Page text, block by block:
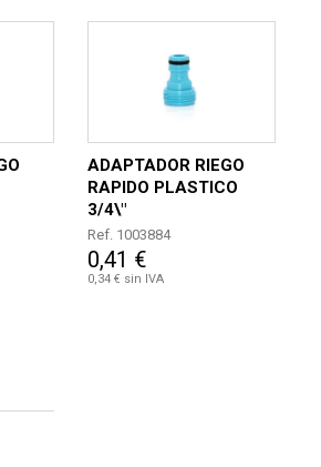
ADAPTADOR RIEGO
RAPIDO PLASTICO
3/4\"
Ref. 1003884
0,41 €
0,34 € sin IVA